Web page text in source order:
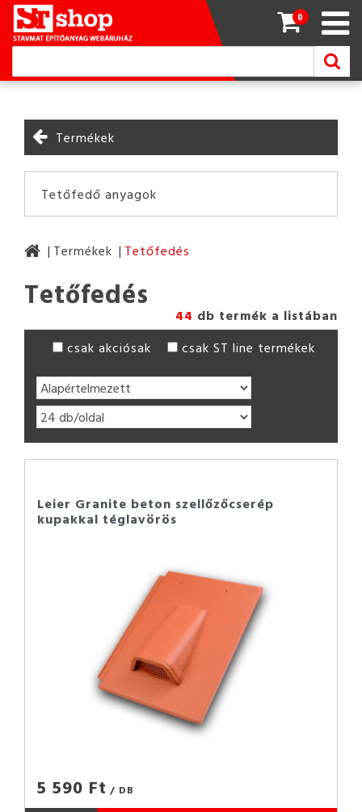
0
Termékek
Tetőfedő anyagok
Termékek Tetőfedés
Tetőfedés
44 db termék a listában
csak akciósak
csak ST line termékek
Leier Granite beton szellőzőcserép
kupakkal téglavörös
5 590 Ft / DB